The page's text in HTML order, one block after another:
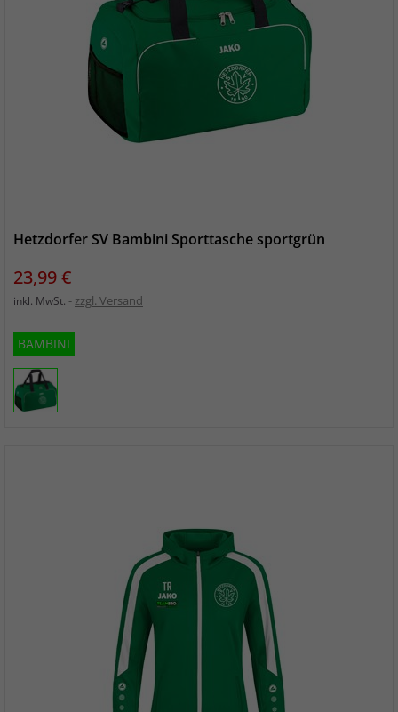
Hetzdorfer SV Bambini Sporttasche sportgrün
Preis
23,99 €
inkl. MwSt. zzgl. Versand
BAMBINI